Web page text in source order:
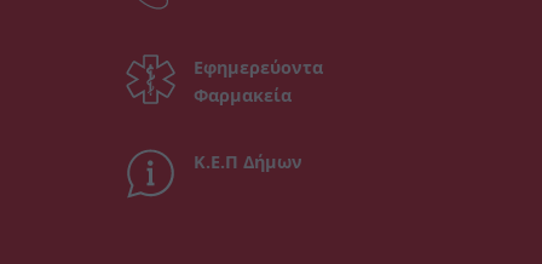
Εφημερεύοντα
Φαρμακεία
Κ.Ε.Π Δήμων